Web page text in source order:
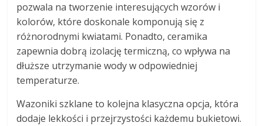
pozwala na tworzenie interesujących wzorów i
kolorów, które doskonale komponują się z
różnorodnymi kwiatami. Ponadto, ceramika
zapewnia dobrą izolację termiczną, co wpływa na
dłuższe utrzymanie wody w odpowiedniej
temperaturze.
Wazoniki szklane to kolejna klasyczna opcja, która
dodaje lekkości i przejrzystości każdemu bukietowi.